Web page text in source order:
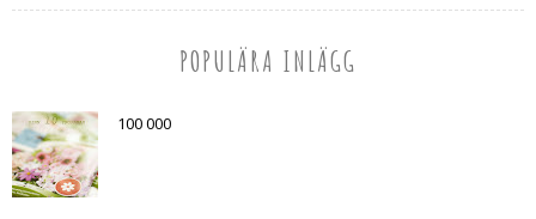
POPULÄRA INLÄGG
100 000